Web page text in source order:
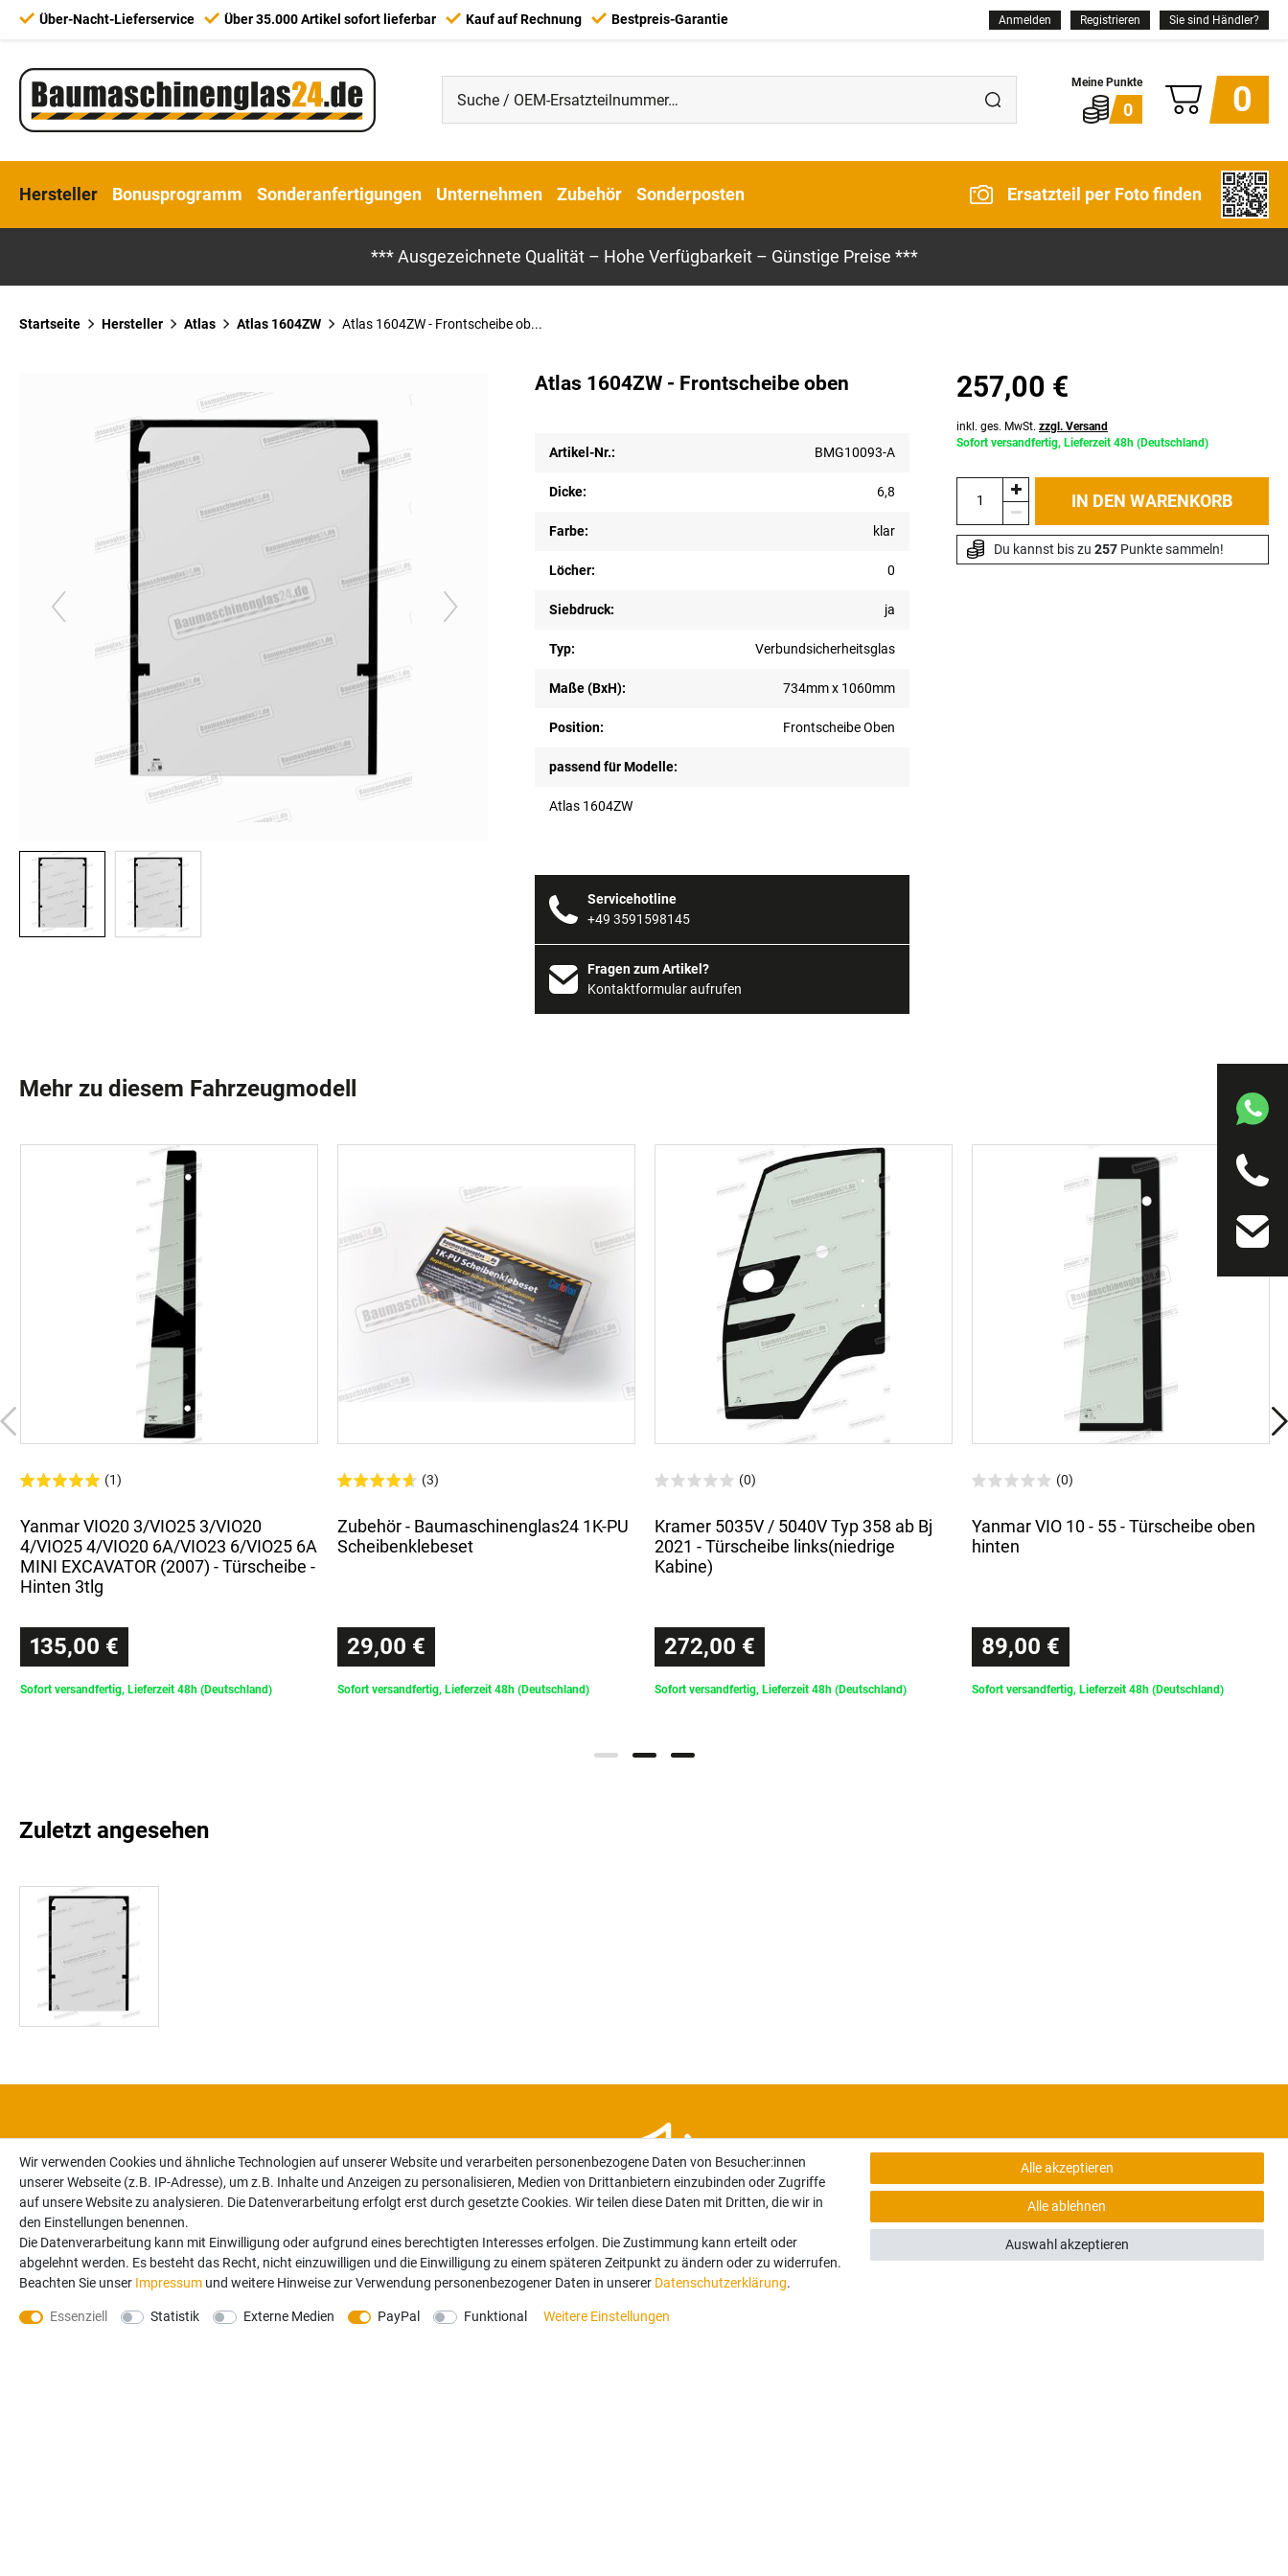
Über-Nacht-Lieferservice Über 35.000 Artikel sofort lieferbar Kauf auf Rechnung Bestpreis-Garantie Anmelden Registrieren Sie sind Händler?
0 0
Hersteller Bonusprogramm Sonderanfertigungen Unternehmen Zubehör Sonderposten Ersatzteil per Foto finden
*** Ausgezeichnete Qualität – Hohe Verfügbarkeit – Günstige Preise ***
Startseite Hersteller Atlas Atlas 1604ZW Atlas 1604ZW - Frontscheibe ob...
Atlas 1604ZW - Frontscheibe oben
Artikel-Nr.: BMG10093-A
Dicke: 6,8
Farbe: klar
Löcher: 0
Siebdruck: ja
Typ: Verbundsicherheitsglas
Maße (BxH): 734mm x 1060mm
Position: Frontscheibe Oben
passend für Modelle:
Atlas 1604ZW
Servicehotline
+49 3591598145
Fragen zum Artikel?
Kontaktformular aufrufen
257,00 €
inkl. ges. MwSt. zzgl. Versand
Sofort versandfertig, Lieferzeit 48h (Deutschland)
IN DEN WARENKORB
Du kannst bis zu 257 Punkte sammeln!
Mehr zu diesem Fahrzeugmodell
(1)
Yanmar VIO20 3/VIO25 3/VIO20
4/VIO25 4/VIO20 6A/VIO23 6/VIO25 6A
MINI EXCAVATOR (2007) - Türscheibe -
Hinten 3tlg
135,00 €
Sofort versandfertig, Lieferzeit 48h (Deutschland)
(3)
Zubehör - Baumaschinenglas24 1K-PU
Scheibenklebeset
29,00 €
Sofort versandfertig, Lieferzeit 48h (Deutschland)
(0)
Kramer 5035V / 5040V Typ 358 ab Bj
2021 - Türscheibe links(niedrige
Kabine)
272,00 €
Sofort versandfertig, Lieferzeit 48h (Deutschland)
(0)
Yanmar VIO 10 - 55 - Türscheibe oben
hinten
89,00 €
Sofort versandfertig, Lieferzeit 48h (Deutschland)
Zuletzt angesehen
Newsletter
Keine Angebote oder Aktion mehr verpassen. Sichern Sie sich mit der Anmeldung 10€ Rabatt
auf Ihre Bestellung.
Wir verwenden Cookies und ähnliche Technologien auf unserer Website und verarbeiten personenbezogene Daten von Besucher:innen
unserer Webseite (z.B. IP-Adresse), um z.B. Inhalte und Anzeigen zu personalisieren, Medien von Drittanbietern einzubinden oder Zugriffe
auf unsere Website zu analysieren. Die Datenverarbeitung erfolgt erst durch gesetzte Cookies. Wir teilen diese Daten mit Dritten, die wir in
den Einstellungen benennen.
Die Datenverarbeitung kann mit Einwilligung oder aufgrund eines berechtigten Interesses erfolgen. Die Zustimmung kann erteilt oder
abgelehnt werden. Es besteht das Recht, nicht einzuwilligen und die Einwilligung zu einem späteren Zeitpunkt zu ändern oder zu widerrufen.
Beachten Sie unser Impressum und weitere Hinweise zur Verwendung personenbezogener Daten in unserer Daten­schutz­erklärung.
Essenziell Statistik Externe Medien PayPal Funktional Weitere Einstellungen
Alle akzeptieren
Alle ablehnen
Auswahl akzeptieren